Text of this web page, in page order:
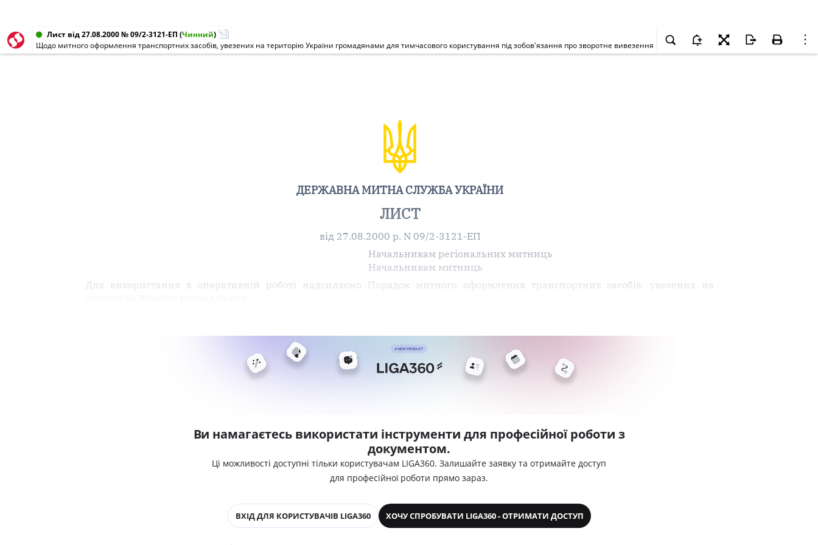
Лист від 27.08.2000 № 09/2-3121-ЕП (Чинний)
Щодо митного оформлення транспортних засобів, увезених на територію України громадянами для тимчасового користування під зобов'язання про зворотне вивезення
ДЕРЖАВНА МИТНА СЛУЖБА УКРАЇНИ
ЛИСТ
від 27.08.2000 р. N 09/2-3121-ЕП
Начальникам регіональних митниць
Начальникам митниць
Для використання в оперативній роботі надсилаємо Порядок митного оформлення транспортних засобів, увезених на
Ви намагаєтесь використати інструменти для професійної роботи з
документом.
Ці можливості доступні тільки користувачам LIGA360. Залишайте заявку та отримайте доступ
для професійної роботи прямо зараз.
ВХІД ДЛЯ КОРИСТУВАЧІВ LIGA360 ХОЧУ СПРОБУВАТИ LIGA360 - ОТРИМАТИ ДОСТУП